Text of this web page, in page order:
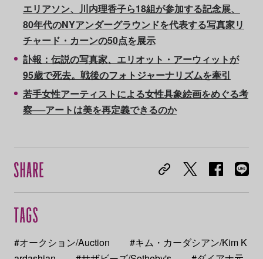
エリアソン、川内理香子ら18組が参加する記念展、
80年代のNYアンダーグラウンドを代表する写真家リ
チャード・カーンの50点を展示
訃報：伝説の写真家、エリオット・アーウィットが
95歳で死去。戦後のフォトジャーナリズムを牽引
若手女性アーティストによる女性具象絵画をめぐる考
察──アートは美を再定義できるのか
#オークション/Auction
#キム・カーダシアン/Kim K